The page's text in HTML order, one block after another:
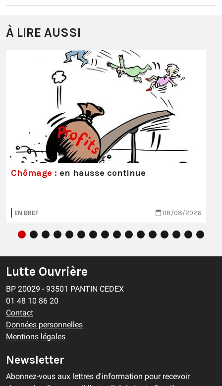
À LIRE AUSSI
Chômage : en hausse continue
EN BREF 08/08/2026
Lutte Ouvrière
BP 20029 - 93501 PANTIN CEDEX
01 48 10 86 20
Contact
Données personnelles
Mentions légales
Newsletter
Abonnez-vous aux lettres d'information pour recevoir